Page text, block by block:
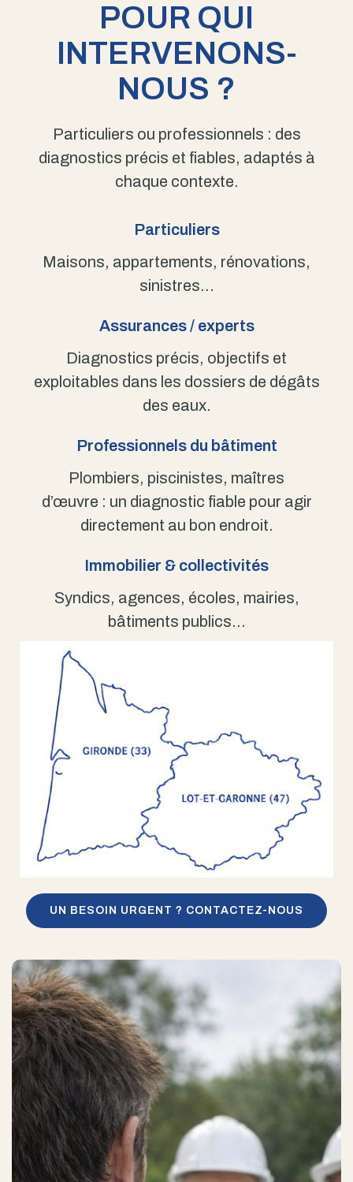
POUR QUI
INTERVENONS-
NOUS ?
Particuliers ou professionnels : des
diagnostics précis et fiables, adaptés à
chaque contexte.
Particuliers
Maisons, appartements, rénovations,
sinistres…
Assurances / experts
Diagnostics précis, objectifs et
exploitables dans les dossiers de dégâts
des eaux.
Professionnels du bâtiment
Plombiers, piscinistes, maîtres
d’œuvre : un diagnostic fiable pour agir
directement au bon endroit.
Immobilier & collectivités
Syndics, agences, écoles, mairies,
bâtiments publics…
UN BESOIN URGENT ? CONTACTEZ-NOUS